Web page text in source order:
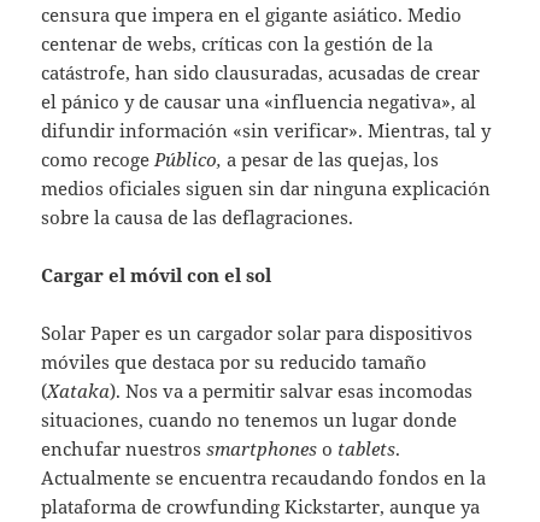
censura que impera en el gigante asiático. Medio
centenar de webs, críticas con la gestión de la
catástrofe, han sido clausuradas, acusadas de crear
el pánico y de causar una «influencia negativa», al
difundir información «sin verificar». Mientras, tal y
como recogePúblico, a pesar de las quejas, los
medios oficiales siguen sin dar ninguna explicación
sobre la causa de las deflagraciones.
Cargar el móvil con el sol
Solar Paper es un cargador solar para dispositivos
móviles que destaca por su reducido tamaño
(Xataka). Nos va a permitir salvar esas incomodas
situaciones, cuando no tenemos un lugar donde
enchufar nuestrossmartphones o tablets.
Actualmente se encuentra recaudando fondos en la
plataforma de crowfunding Kickstarter, aunque ya